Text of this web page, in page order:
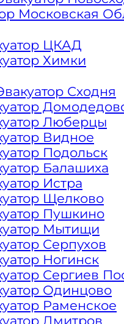
99 01
Московская
ЦКАД
Химки
Сходня
Люберцы
Видное
Подольск
Балашиха
Истра
Щелково
Пушкино
Мытищи
Серпухов
Ногинск
Сергиев
Одинцово
Раменское
Дмитров